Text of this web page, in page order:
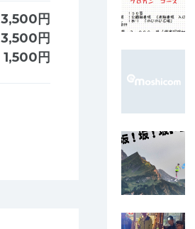
3,500円
3,500円
1,500円